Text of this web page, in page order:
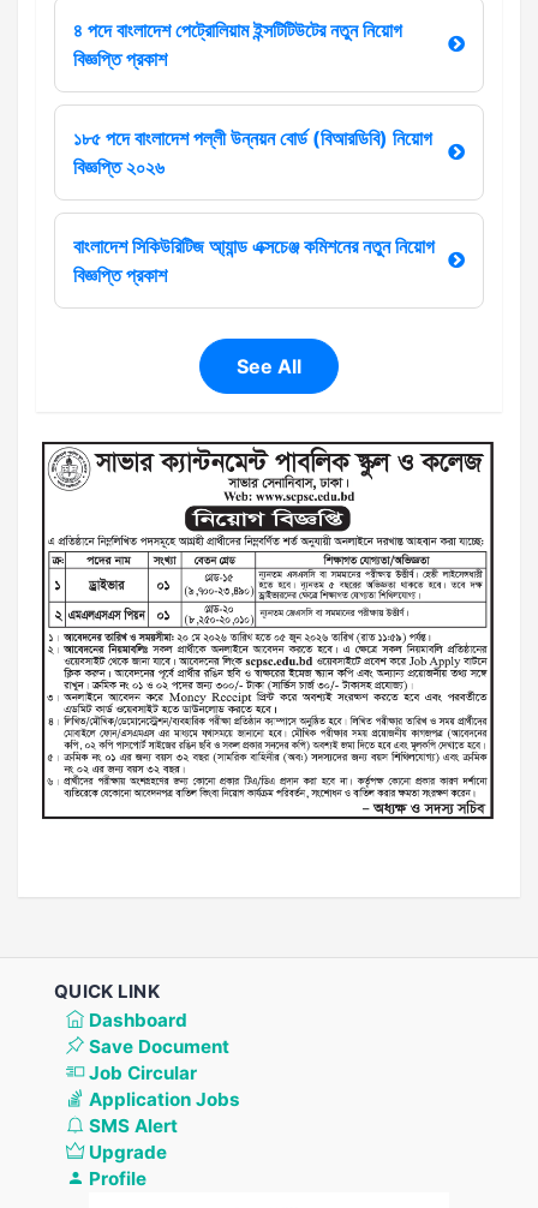
৪ পদে বাংলাদেশ পেট্রোলিয়াম ইন্সটিটিউটের নতুন নিয়োগ
বিজ্ঞপ্তি প্রকাশ
১৮৫ পদে বাংলাদেশ পল্লী উন্নয়ন বোর্ড (বিআরডিবি) নিয়োগ
বিজ্ঞপ্তি ২০২৬
বাংলাদেশ সিকিউরিটিজ আ্যান্ড এক্সচেঞ্জ কমিশনের নতুন নিয়োগ
বিজ্ঞপ্তি প্রকাশ
See All
QUICK LINK
Dashboard
Save Document
Job Circular
Application Jobs
SMS Alert
Upgrade
Profile